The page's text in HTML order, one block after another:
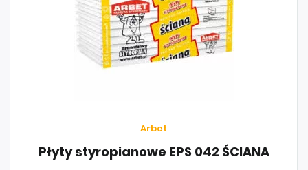
Dystrybucja:w sprzedaży hurtowej i detalicznej przez
sieć dystrybutorów
Aprobaty i certyfikaty: Atest Higieniczny
HK/B/0942/01/2007, ISO 9001:2008
płyty styropianowe EPS 044, EPS 037
DACH/PODŁOGA, EPS 034
styropian ekstrudowany XPS
Arbet
Płyty styropianowe EPS 042 ŚCIANA